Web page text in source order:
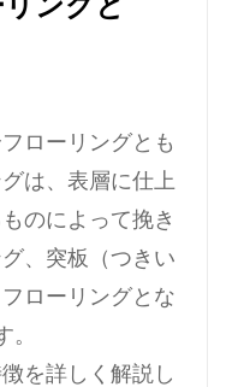
ローリングとも
は、表層に仕上
のによって挽き
、突板（つきい
ローリングとな
を詳しく解説し